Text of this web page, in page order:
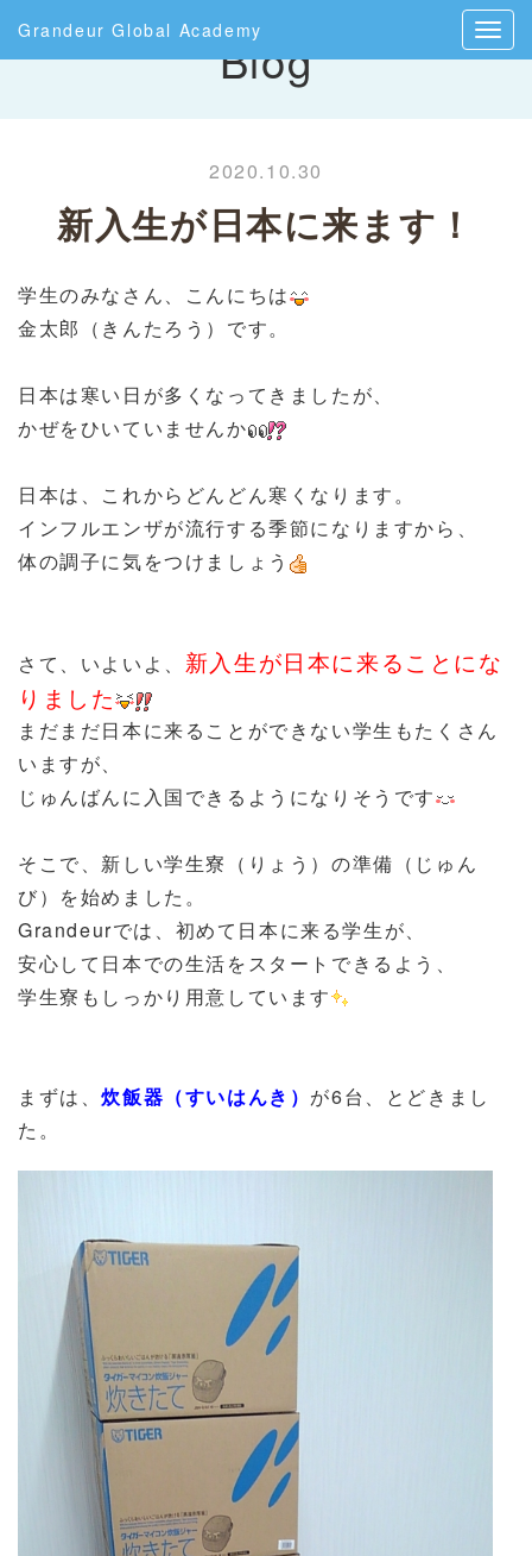
Grandeur Global AcademyBlog
2020.10.30
新入生が日本に来ます！
学生のみなさん、こんにちは
金太郎（きんたろう）です。
日本は寒い日が多くなってきましたが、
かぜをひいていませんか
日本は、これからどんどん寒くなります。
インフルエンザが流行する季節になりますから、
体の調子に気をつけましょう
さて、いよいよ、 新入生が日本に来ることにな
りました
まだまだ日本に来ることができない学生もたくさん
いますが、
じゅんばんに入国できるようになりそうです
そこで、新しい学生寮（りょう）の準備（じゅん
び）を始めました。
Grandeurでは、初めて日本に来る学生が、
安心して日本での生活をスタートできるよう、
学生寮もしっかり用意しています
まずは、炊飯器（すいはんき） が6台、とどきまし
た。